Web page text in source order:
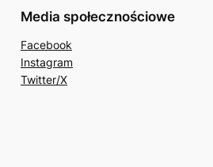
Media społecznościowe
Facebook
Instagram
Twitter/X